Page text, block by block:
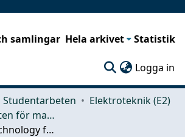
samlingar Hela arkivet Statistik
Logga in
Studentarbeten
Elektroteknik (E2)
Examensarbeten för masterexamen
Microwave technology for detection of traumatic pneumothorax - Development of wearable antenna array and evaluation of thoracic phantom